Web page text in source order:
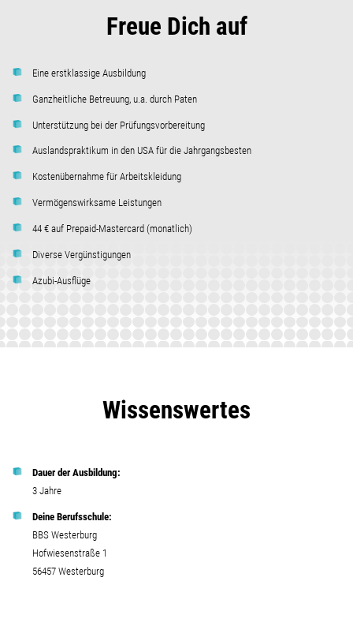
Freue Dich auf
Eine erstklassige Ausbildung
Ganzheitliche Betreuung, u.a. durch Paten
Unterstützung bei der Prüfungsvorbereitung
Auslandspraktikum in den USA für die Jahrgangsbesten
Kostenübernahme für Arbeitskleidung
Vermögenswirksame Leistungen
44 € auf Prepaid-Mastercard (monatlich)
Diverse Vergünstigungen
Azubi-Ausflüge
Wissenswertes
Dauer der Ausbildung:
3 Jahre
Deine Berufsschule:
BBS Westerburg
Hofwiesenstraße 1
56457 Westerburg